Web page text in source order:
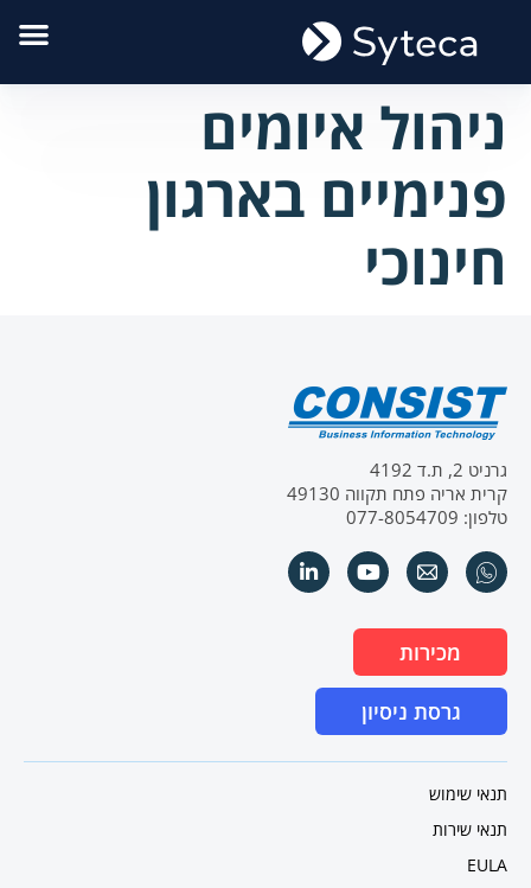
ניהול איומים
פנימיים בארגון
חינוכי
גרניט 2, ת.ד 4192
קרית אריה פתח תקווה 49130
טלפון: 077-8054709
מכירות
גרסת ניסיון
תנאי שימוש
תנאי שירות
EULA